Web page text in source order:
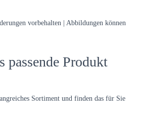
vorbehalten | Abbildungen können
passende Produkt
Sortiment und finden das für Sie